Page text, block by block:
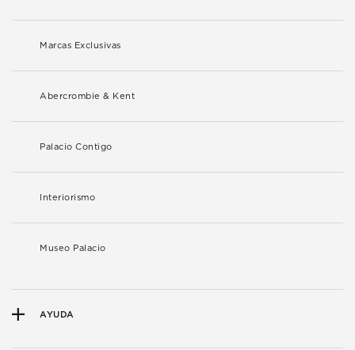
Marcas Exclusivas
Abercrombie & Kent
Palacio Contigo
Interiorismo
Museo Palacio
AYUDA